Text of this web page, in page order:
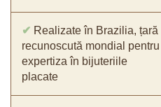
✔ Realizate în Brazilia, țară
recunoscută mondial pentru
expertiza în bijuteriile
placate